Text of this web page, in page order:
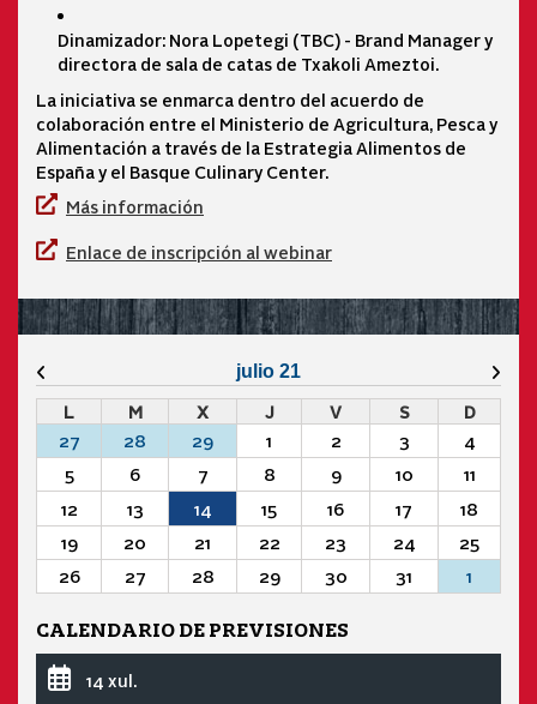
Dinamizador: Nora Lopetegi (TBC) - Brand Manager y
directora de sala de catas de Txakoli Ameztoi.
La iniciativa se enmarca dentro del acuerdo de
colaboración entre el Ministerio de Agricultura, Pesca y
Alimentación a través de la Estrategia Alimentos de
España y el Basque Culinary Center.
Más información
Enlace de inscripción al webinar
julio 21
L
M X J V S
D
27
28 29 1 2 3
4
5
6 7 8 9 10
11
12
13 14 15 16 17
18
19
20 21 22 23 24
25
26
27 28 29 30 31 1
CALENDARIO DE PREVISIONES
14 xul.